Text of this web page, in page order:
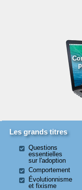
Les grands titres
Questions
essentielles
sur l'adoption
Comportement
Évolutionnisme
et fixisme